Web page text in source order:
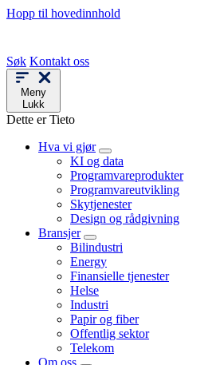
Hopp til hovedinnhold
Søk Kontakt oss
Meny
Lukk
Dette er Tieto
Hva vi gjør
KI og data
Programvareprodukter
Programvareutvikling
Skytjenester
Design og rådgivning
Bransjer
Bilindustri
Energy
Finansielle tjenester
Helse
Industri
Papir og fiber
Offentlig sektor
Telekom
Om oss